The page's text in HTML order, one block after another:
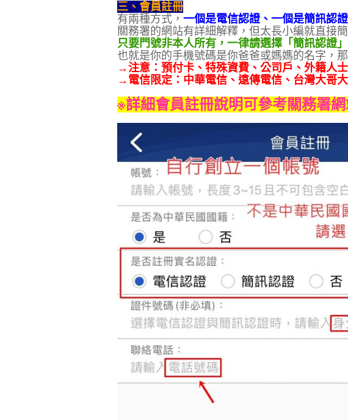
三、會員註冊
有兩種方式， 一個是電信認證、一個是簡訊認證
關務署的網站有詳細解釋，但太長小編就直接簡
只要門號非本人所有，一律請選擇「簡訊認證」
也就是你的手機號碼是你爸爸或媽媽的名字，
→注意：預付卡、特殊資費、公司戶、外籍人
→電信限定：中華電信、遠傳電信、台灣大哥
※詳細會員註冊說明可參考關務署網